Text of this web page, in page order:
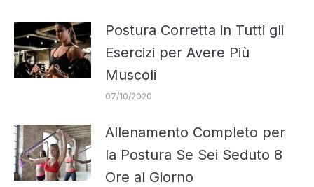
Postura Corretta in Tutti gli
Esercizi per Avere Più
Muscoli
07/10/2020
Allenamento Completo per
la Postura Se Sei Seduto 8
Ore al Giorno